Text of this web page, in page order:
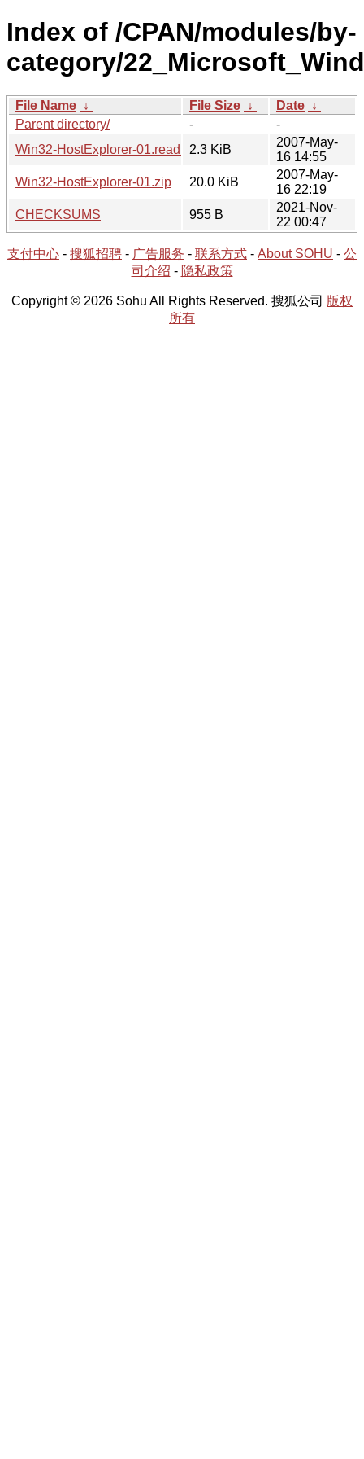
Index of /CPAN/modules/by-
category/
File Name ↓ File Size ↓ Date ↓
Parent directory/
-
-
Win32-HostExplorer-01.readme2.3 KiB
2007-May-
16 14:55
Win32-HostExplorer-01.zip
20.0 KiB
2007-May-
16 22:19
CHECKSUMS
955 B
2021-Nov-
22 00:47
支付中心 - 搜狐招聘 - 广告服务 - 联系方式 - About SOHU - 公
司介绍 - 隐私政策
Copyright © 2026 Sohu All Rights Reserved. 搜狐公司 版权
所有